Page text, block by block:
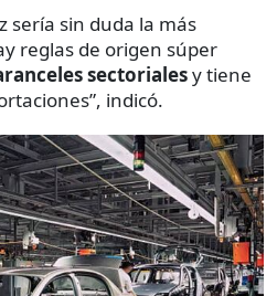
sería sin duda la más
reglas de origen súper
sectorialesy tiene
indicó.